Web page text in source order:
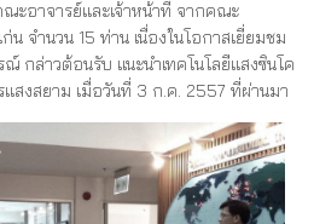
าจารย์และเจ้าหน้าที่ จากคณะ
จำนวน 15 ท่าน เนื่องในโอกาสเยี่ยมชม
กล่าวต้อนรับ แนะนำเทคโนโลยีแสงซินโค
สงสยาม เมื่อวันที่ 3 ก.ค. 2557 ที่ผ่านมา